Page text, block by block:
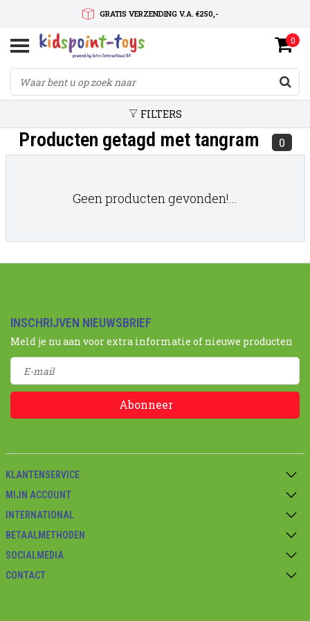
GRATIS VERZENDING V.A. €250,-
SNELLE LEVERTIJD
SERVICE OP MAAT
0
FILTERS
Producten getagd met tangram 0
Geen producten gevonden!...
INSCHRIJVEN NIEUWSBRIEF
Meld je nu aan voor extra informatie of nieuwe producten
Abonneer
KLANTENSERVICE
MIJN ACCOUNT
INTERNATIONAL
BETAALMETHODEN
SOCIALMEDIA
CONTACT